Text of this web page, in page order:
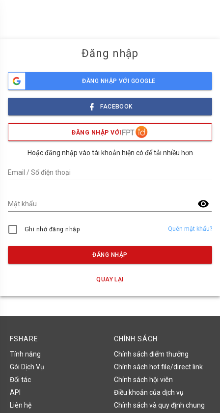
Đăng nhập
ĐĂNG NHẬP VỚI GOOGLE
FACEBOOK
ĐĂNG NHẬP VỚI
Hoặc đăng nhập vào tài khoản hiện có để tải nhiều hơn
Email / Số điện thoại
visibility
Mật khẩu
Ghi nhớ đăng nhập Quên mật khẩu?
ĐĂNG NHẬP
QUAY LẠI
FSHARE
Tính năng
Gói Dịch Vụ
Đối tác
API
Liên hệ
CHÍNH SÁCH
Chính sách điểm thưởng
Chính sách hot file/direct link
Chính sách hội viên
Điều khoản của dịch vụ
Chính sách và quy định chung